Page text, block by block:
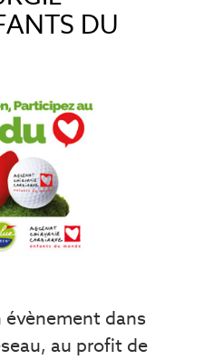
DU
évènement dans
au profit de